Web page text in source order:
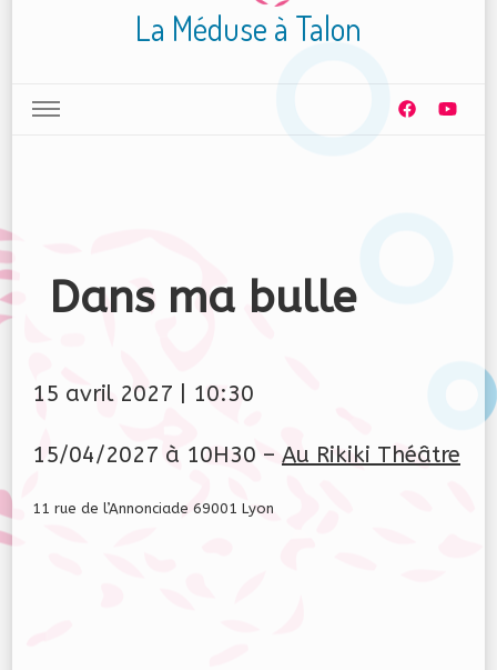
La Méduse à Talon
Dans ma bulle
15 avril 2027 10:30
15/04/2027 à 10H30 – Au Rikiki Théâtre
11 rue de l’Annonciade 69001 Lyon